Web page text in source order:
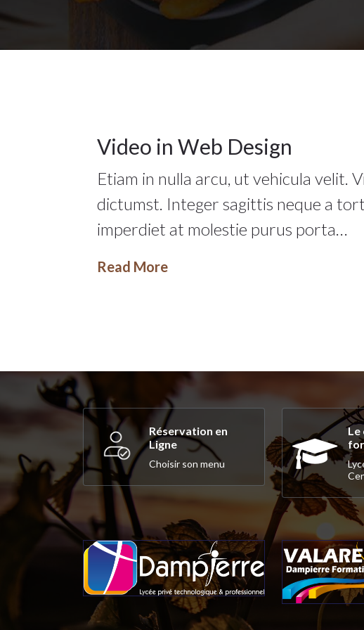
10
MAY 2015
Web
Video in Web Design
Etiam in nulla arcu, ut vehicula velit.
dictumst. Integer sagittis neque a
imperdiet at molestie purus porta…
Read More
Réservation en
Ligne
Choisir son menu
Le